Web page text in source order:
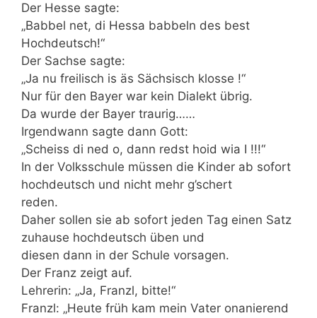
Der Hesse sagte:
„Babbel net, di Hessa babbeln des best
Hochdeutsch!“
Der Sachse sagte:
„Ja nu freilisch is äs Sächsisch klosse !“
Nur für den Bayer war kein Dialekt übrig.
Da wurde der Bayer traurig……
Irgendwann sagte dann Gott:
„Scheiss di ned o, dann redst hoid wia I !!!“
In der Volksschule müssen die Kinder ab sofort
hochdeutsch und nicht mehr g’schert
reden.
Daher sollen sie ab sofort jeden Tag einen Satz
zuhause hochdeutsch üben und
diesen dann in der Schule vorsagen.
Der Franz zeigt auf.
Lehrerin: „Ja, Franzl, bitte!“
Franzl: „Heute früh kam mein Vater onanierend